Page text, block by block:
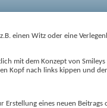
einen Witz oder eine
mit dem Konzept von
Kopf nach links kippen und
eines neuen